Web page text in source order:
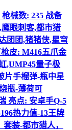
械数: 235 战备
眼刺客,都市猎
团团,猪猪侠,星穹
皮: M416五爪金
,UMP45量子极
片手榴弹-瓶中星
瓶-薄荷可
亮点: 安卓手Q-5
热力值-13王牌
装-都市猎人，